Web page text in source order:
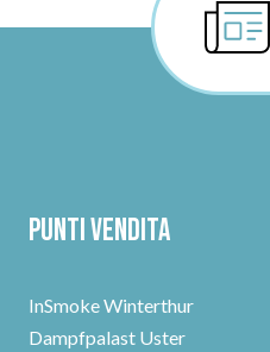
Punti vendita
InSmoke Winterthur
Dampfpalast Uster